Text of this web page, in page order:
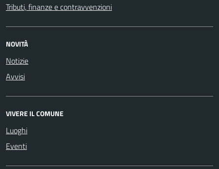
Tributi, finanze e contravvenzioni
NOVITÀ
Notizie
Avvisi
VIVERE IL COMUNE
Luoghi
Eventi